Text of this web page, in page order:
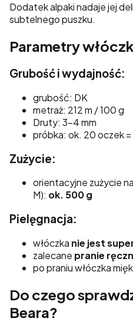
Dodatek alpaki nadaje jej
subtelnego puszku.
Parametry
Grubość i wydajność:
grubość: DK
metraż: 212 m / 100 g
Druty: 3-4 mm
próbka: ok. 20 oczek =
Zużycie:
orientacyjne zużycie
M): ok. 500 g
Pielęgnacja:
włóczka nie jest
zalecane pranie
po praniu włóczka
Do czego
Beara?